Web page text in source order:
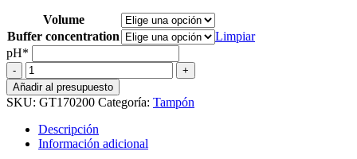
Volume
Buffer concentration
Limpiar
pH*
Imidazole
Buffer
cantidad
Añadir al presupuesto
SKU: GT170200 Categoría: Tampón
Descripción
Información adicional